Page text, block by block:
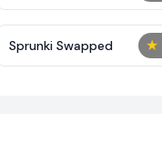
★
Sprunki Swapped